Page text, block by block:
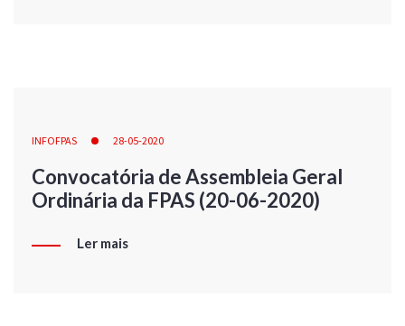
INFOFPAS 28-05-2020
Convocatória de Assembleia Geral
Ordinária da FPAS (20-06-2020)
Ler mais